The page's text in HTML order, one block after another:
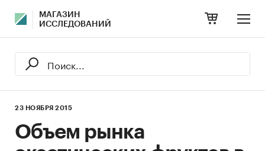
МАГАЗИН
ИССЛЕДОВАНИЙ
23 НОЯБРЯ 2015
Объем рынка